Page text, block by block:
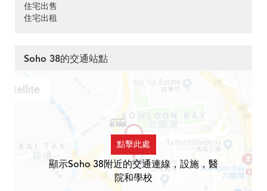
住宅出售
住宅出租
Soho 38的交通站點
點擊此處
顯示Soho 38附近的交通連線，設施，醫
院和學校